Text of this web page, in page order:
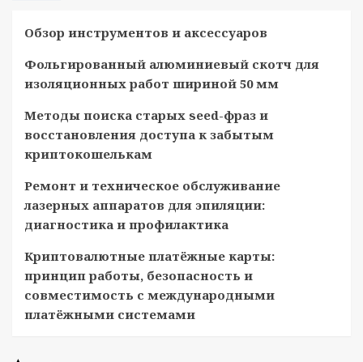
Обзор инструментов и аксессуаров
Фольгированный алюминиевый скотч для
изоляционных работ шириной 50 мм
Методы поиска старых seed-фраз и
восстановления доступа к забытым
криптокошелькам
Ремонт и техническое обслуживание
лазерных аппаратов для эпиляции:
диагностика и профилактика
Криптовалютные платёжные карты:
принцип работы, безопасность и
совместимость с международными
платёжными системами